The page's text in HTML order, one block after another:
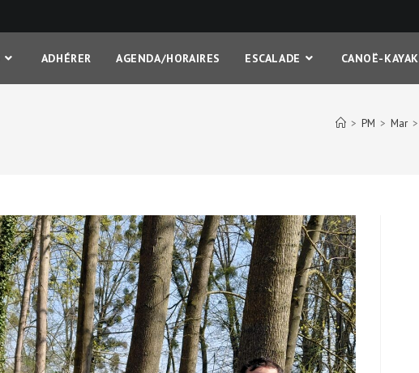
ADHÉRER AGENDA/HORAIRES ESCALADE CANOË-KAYAK
> PM > Mar >